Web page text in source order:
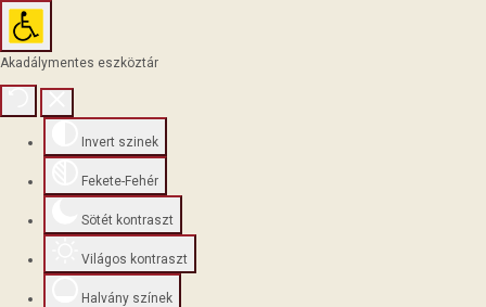
Akadálymentes eszköztár
Invert szinek
Fekete-Fehér
Sötét kontraszt
Világos kontraszt
Halvány színek